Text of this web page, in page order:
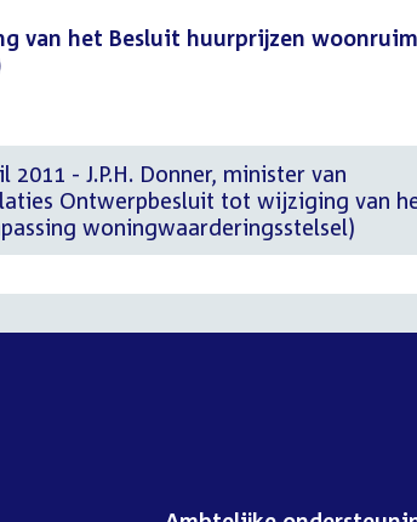
van het Besluit huurprijzen
- J.P.H. Donner, minister van
Ontwerpbesluit tot wijziging van
woningwaarderingsstelsel)